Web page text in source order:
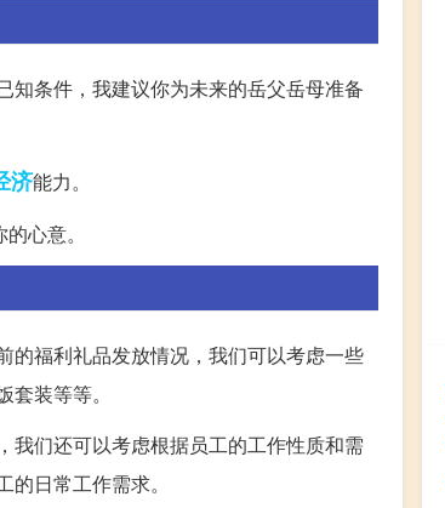
知条件，我建议你为未来的岳父岳母准备
济能力。
心意。
的福利礼品发放情况，我们可以考虑一些
装等等。
我们还可以考虑根据员工的工作性质和需
日常工作需求。